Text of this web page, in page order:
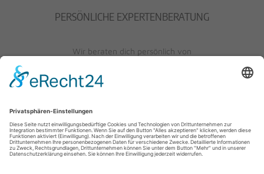
PERSÖNLICHE EXPERTENBERATUNG
Wir beraten dich persönlich von
0621/405401-10